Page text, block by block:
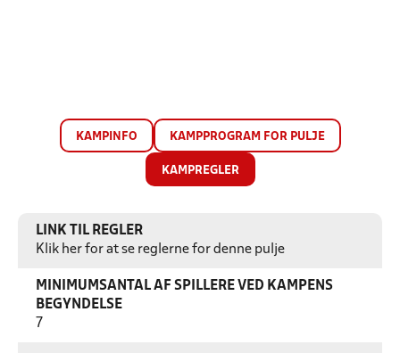
KAMPINFO KAMPPROGRAM FOR PULJE
KAMPREGLER
LINK TIL REGLER
Klik her for at se reglerne for denne pulje
MINIMUMSANTAL AF SPILLERE VED KAMPENS
BEGYNDELSE
7